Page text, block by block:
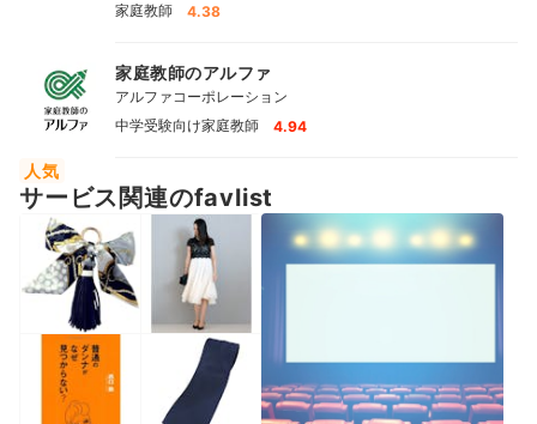
家庭教師
4.38
家庭教師のアルファ
アルファコーポレーション
中学受験向け家庭教師
4.94
人気
サービス関連のfavlist